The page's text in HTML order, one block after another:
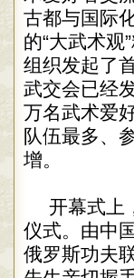
古都与国际
的“大武术
组织发起了
武交会已经
万名武术爱
队伍最多、
增。
开幕式上
仪式。由中
俄罗斯功夫